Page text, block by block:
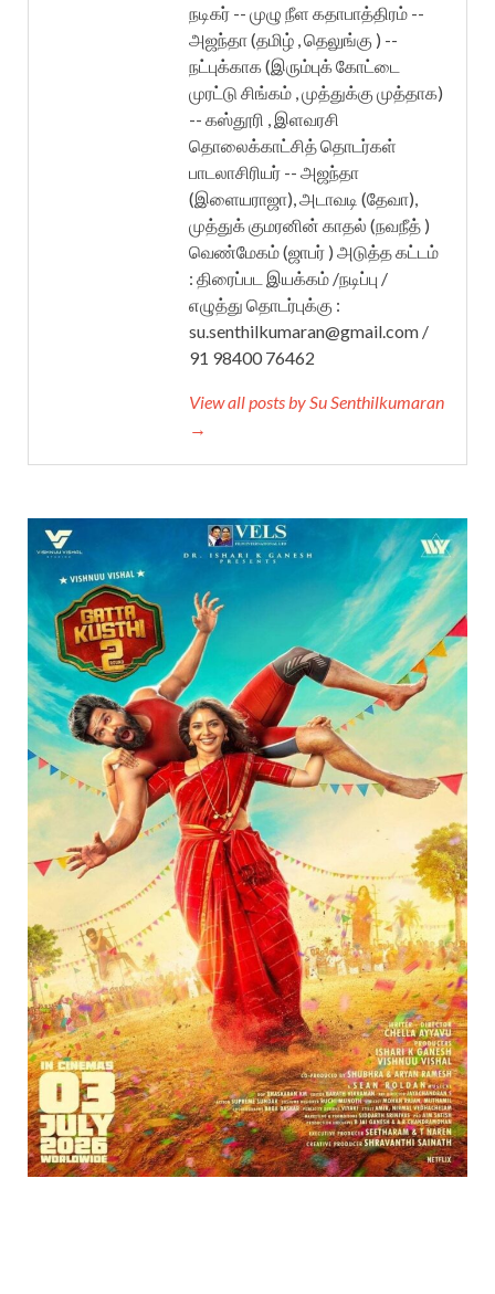
நடிகர் -- முழு நீள கதாபாத்திரம் --
அஜந்தா (தமிழ் , தெலுங்கு ) --
நட்புக்காக (இரும்புக் கோட்டை
முரட்டு சிங்கம் , முத்துக்கு முத்தாக)
-- கஸ்தூரி , இளவரசி
தொலைக்காட்சித் தொடர்கள்
பாடலாசிரியர் -- அஜந்தா
(இளையராஜா), அடாவடி (தேவா),
முத்துக் குமரனின் காதல் (நவநீத் )
வெண்மேகம் (ஜாபர் ) அடுத்த கட்டம்
: திரைப்பட இயக்கம் /நடிப்பு /
எழுத்து தொடர்புக்கு :
su.senthilkumaran@gmail.com /
91 98400 76462
View all posts by Su Senthilkumaran
→